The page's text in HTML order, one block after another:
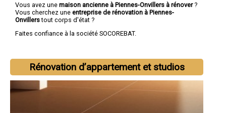
Vous avez une maison ancienne à Piennes-Onvillers à rénover?
Vous cherchez une entreprise de rénovation à Piennes-
Onvillerstout corps d'état ?
Faites confiance à la société SOCOREBAT.
Rénovation d’appartement et studios